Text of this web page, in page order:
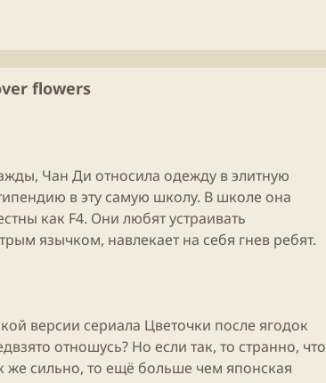
и
и
flowers
Чан Ди относила одежду в элитную
в эту самую школу. В школе она
как F4. Они любят устраивать
язычком, навлекает на себя гнев ребят.
версии сериала Цветочки после ягодок
отношусь? Но если так, то странно, что
же сильно, то ещё больше чем японская